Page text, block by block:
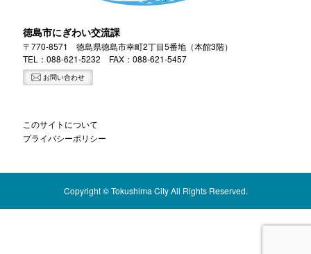
徳島市にぎわい交流課
〒770-8571 徳島県徳島市幸町2丁目5番地（本館3階）
TEL：088-621-5232 FAX：088-621-5457
お問い合わせ
このサイトについて
プライバシーポリシー
Copyright © Tokushima City All Rights Reserved.